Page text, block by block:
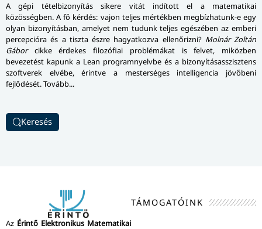
A gépi tételbizonyítás sikere vitát indított el a matematikai
közösségben. A fő kérdés: vajon teljes mértékben megbízhatunk-e egy
olyan bizonyí­tás­ban, amelyet nem tudunk teljes egészében az emberi
percepcióra és a tiszta észre hagyatkozva ellenőrizni? Molnár Zoltán
Gáborcikke érdekes filozófiai problémákat is felvet, miközben
bevezetést kapunk a Lean program­nyelvbe és a bizo­nyí­tás­asszisz­tens
szoftverek elvébe, érintve a mesterséges intelligencia jövőbeni
fejlődését. Tovább...
Keresés
Az Érintő Elektronikus Matematikai
TÁMOGATÓINK